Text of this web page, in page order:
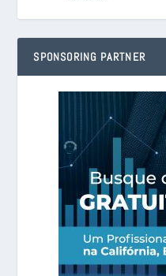
SPONSORING PARTNER